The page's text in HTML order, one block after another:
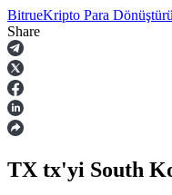
Vadeli İşlemler
BitrueKripto Para
Share
TX tx'yi South